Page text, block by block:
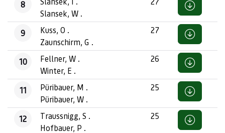
8
Slansek, W .
9
Kuss, O .
Zaunschirm, G .
27
10
Fellner, W .
Winter, E .
26
11
Püribauer, M .
Püribauer, W .
25
12
Traussnigg, S .
Hofbauer, P .
25